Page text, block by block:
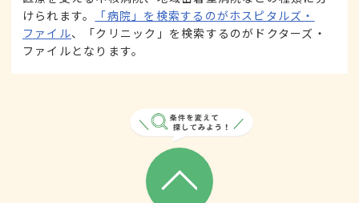
けられます。
「病院」を検索するのがホスピタルズ・
ファイル、「クリニック」を検索するのがドクターズ・
ファイルとなります。